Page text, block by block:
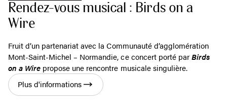
Rendez-vous musical : Birds on a
Wire
Fruit d’un partenariat avec la Communauté d’agglomération
Mont-Saint-Michel – Normandie, ce concert porté parBirds
on a Wire propose une rencontre musicale singulière.
Plus d'informations